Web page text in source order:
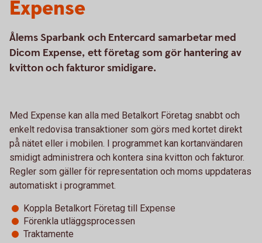
Expense
Ålems Sparbank och Entercard samarbetar med
Dicom Expense, ett företag som gör hantering av
kvitton och fakturor smidigare.
Med Expense kan alla med Betalkort Företag snabbt och
enkelt redovisa transaktioner som görs med kortet direkt
på̊ nätet eller i mobilen. I programmet kan kortanvändaren
smidigt administrera och kontera sina kvitton och fakturor.
Regler som gäller för representation och moms uppdateras
automatiskt i programmet.
Koppla Betalkort Företag till Expense
Förenkla utläggsprocessen
Traktamente